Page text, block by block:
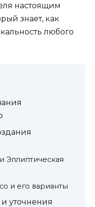
настоящим
знает, как
любого
Эллиптическая
и его варианты
уточнения